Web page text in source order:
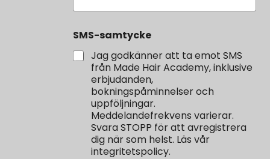
SMS-samtycke
Jag godkänner att ta emot SMS
från Made Hair Academy, inklusive
erbjudanden,
bokningspåminnelser och
uppföljningar.
Meddelandefrekvens varierar.
Svara STOPP för att avregistrera
dig när som helst. Läs vår
integritetspolicy.